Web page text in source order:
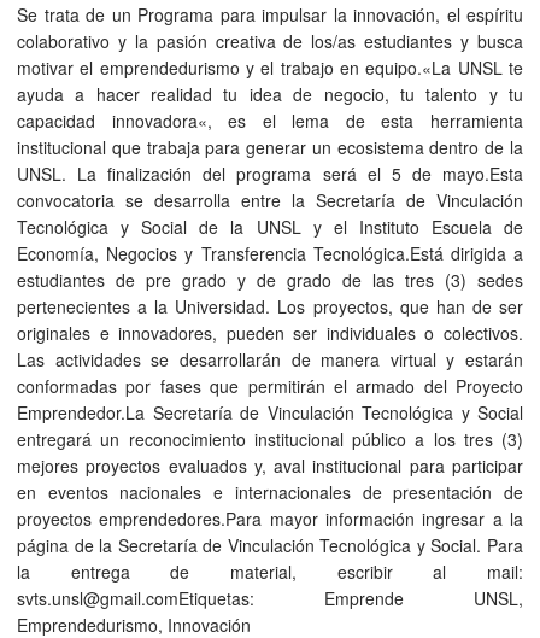
Se trata de un Programa para impulsar la innovación, el espíritu
colaborativo y la pasión creativa de los/as estudiantes y busca
motivar el emprendedurismo y el trabajo en equipo.«La UNSL te
ayuda a hacer realidad tu idea de negocio, tu talento y tu
capacidad innovadora«, es el lema de esta herramienta
institucional que trabaja para generar un ecosistema dentro de la
UNSL. La finalización del programa será el 5 de mayo.Esta
convocatoria se desarrolla entre la Secretaría de Vinculación
Tecnológica y Social de la UNSL y el Instituto Escuela de
Economía, Negocios y Transferencia Tecnológica.Está dirigida a
estudiantes de pre grado y de grado de las tres (3) sedes
pertenecientes a la Universidad. Los proyectos, que han de ser
originales e innovadores, pueden ser individuales o colectivos.
Las actividades se desarrollarán de manera virtual y estarán
conformadas por fases que permitirán el armado del Proyecto
Emprendedor.La Secretaría de Vinculación Tecnológica y Social
entregará un reconocimiento institucional público a los tres (3)
mejores proyectos evaluados y, aval institucional para participar
en eventos nacionales e internacionales de presentación de
proyectos emprendedores.Para mayor información ingresar a la
página de la Secretaría de Vinculación Tecnológica y Social. Para
la entrega de material, escribir al mail:
svts.unsl@gmail.comEtiquetas: Emprende UNSL,
Emprendedurismo, Innovación